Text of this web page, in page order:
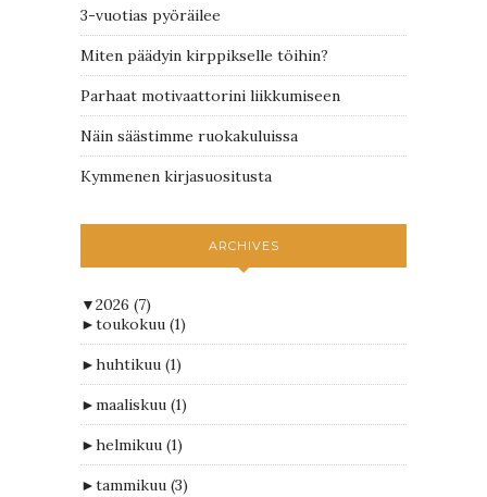
3-vuotias pyöräilee
Miten päädyin kirppikselle töihin?
Parhaat motivaattorini liikkumiseen
Näin säästimme ruokakuluissa
Kymmenen kirjasuositusta
ARCHIVES
▼2026 (7)
►toukokuu (1)
►huhtikuu (1)
►maaliskuu (1)
►helmikuu (1)
►tammikuu (3)